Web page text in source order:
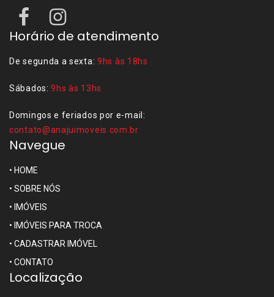
Horário de atendimento
De segunda a sexta: 9hs às 18hs
Sábados:9hs às 13hs
Domingos e feriados por e-mail:
contato@anajuimoveis.com.br
Navegue
• HOME
• SOBRE NÓS
• IMÓVEIS
• IMÓVEIS PARA TROCA
• CADASTRAR IMÓVEL
• CONTATO
Localização